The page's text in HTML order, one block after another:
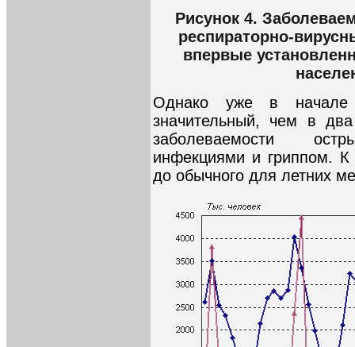
Рисунок 4.
респираторно-
впервые
Однако уже в начале
значительный, чем в
заболеваемости
инфекциями и гриппом. К
до обычного для летних